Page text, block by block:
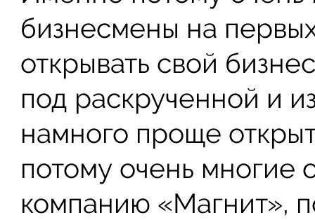
бизнесмены на
открывать свой
под раскрученной и
намного проще
потому очень
компанию «Магнит»,